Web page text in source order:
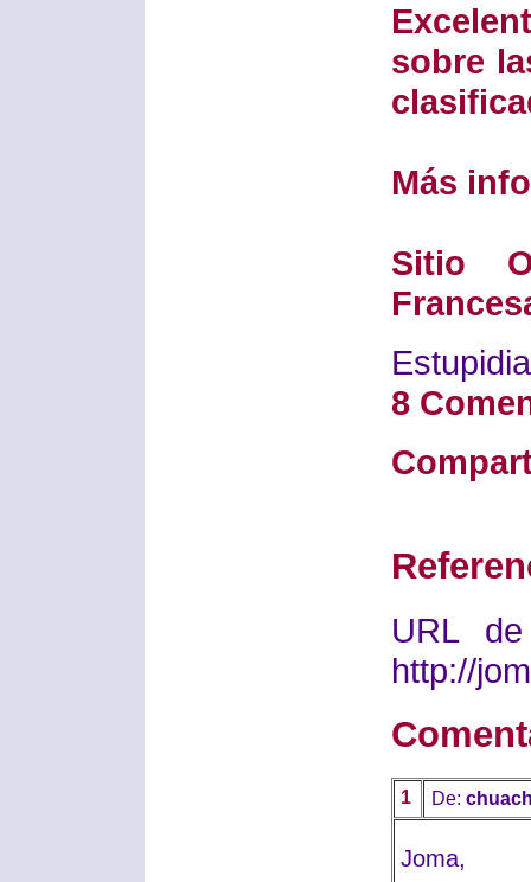
sobre
Más
Sitio
8
URL
http://
1 De:
Joma,